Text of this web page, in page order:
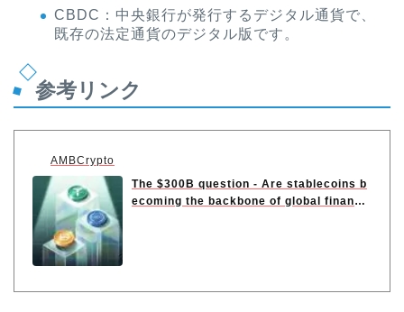
CBDC：中央銀行が発行するデジタル通貨で、
既存の法定通貨のデジタル版です。
参考リンク
AMBCrypto
The $300B question - Are stablecoins b
ecoming the backbone of global financ